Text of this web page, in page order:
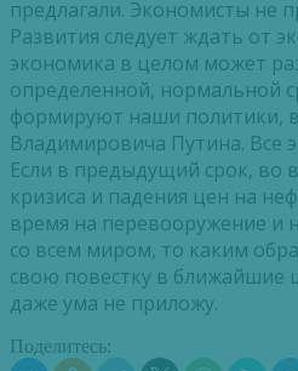
предлагали. Экономисты не
Развития следует ждать от
экономика в целом может
определенной, нормальной
формируют наши политики,
Владимировича Путина. Все
Если в предыдущий срок, во
кризиса и падения цен на
время на перевооружение и
со всем миром, то каким
свою повестку в ближайшие
даже ума не приложу.
Поделитесь: